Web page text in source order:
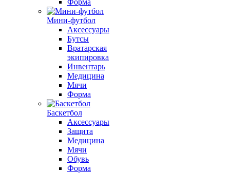
Форма
Мини-футбол
Аксессуары
Бутсы
Вратарская
экипировка
Инвентарь
Медицина
Мячи
Форма
Баскетбол
Аксессуары
Защита
Медицина
Мячи
Обувь
Форма